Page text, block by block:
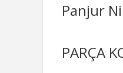
Panjur
PARÇA